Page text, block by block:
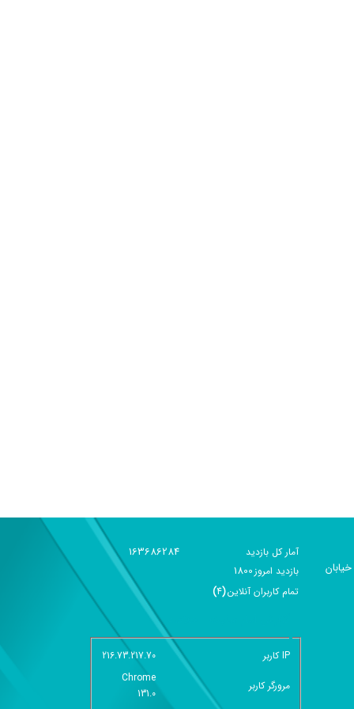
آمار کل بازدید 163686284
بازديد امروز1800
تمام کاربران آنلاين(
4
)
IP کاربر
216.73.217.70
مرورگر کاربر
Chrome
131.0